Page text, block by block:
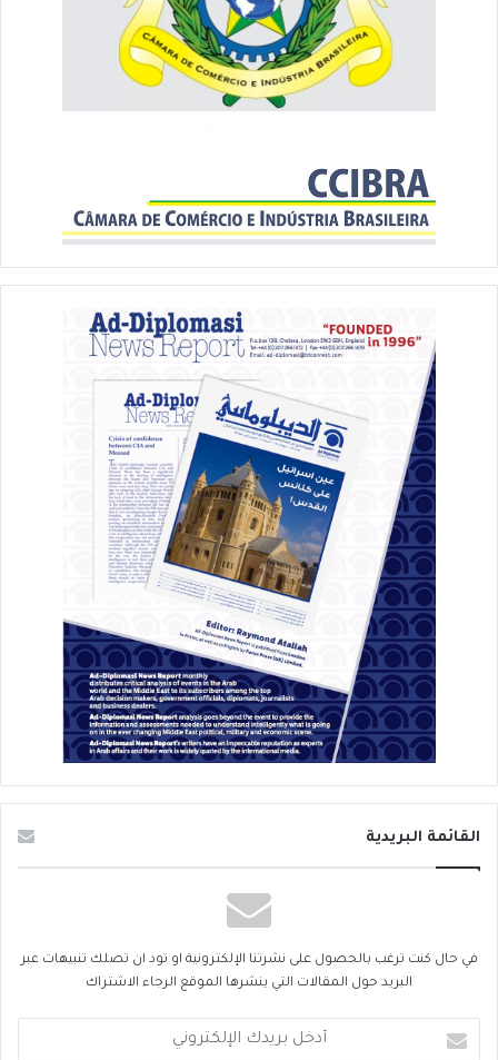
القائمة البريدية
في حال كنت ترغب بالحصول على نشرتنا الإلكترونية او تود ان تصلك تنبيهات عبر
البريد حول المقالات التي ينشرها الموقع الرجاء الاشتراك
بريدك